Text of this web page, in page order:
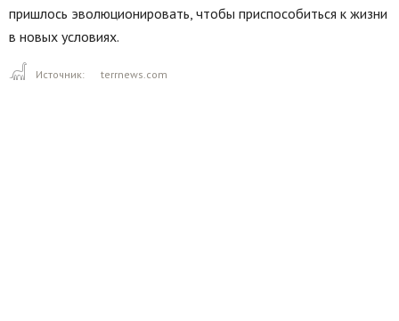
пришлось эволюционировать, чтобы приспособиться к жизни
в новых условиях.
Источник: terrnews.com